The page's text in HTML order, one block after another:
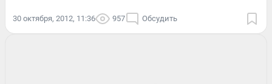
30 октября, 2012, 11:36 957 Обсудить